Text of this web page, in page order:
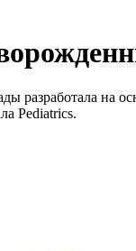
разработала на
Pediatrics.